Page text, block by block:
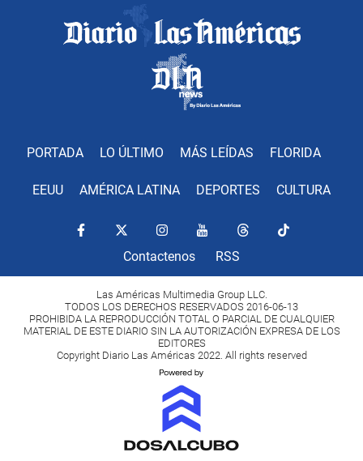
PORTADA LO ÚLTIMO MÁS LEÍDAS FLORIDA
EEUU AMÉRICA LATINA DEPORTES CULTURA
Contactenos RSS
Las Américas Multimedia Group LLC.
TODOS LOS DERECHOS RESERVADOS 2016-06-13
PROHIBIDA LA REPRODUCCIÓN TOTAL O PARCIAL DE CUALQUIER
MATERIAL DE ESTE DIARIO SIN LA AUTORIZACIÓN EXPRESA DE LOS
EDITORES
Copyright Diario Las Américas 2022. All rights reserved